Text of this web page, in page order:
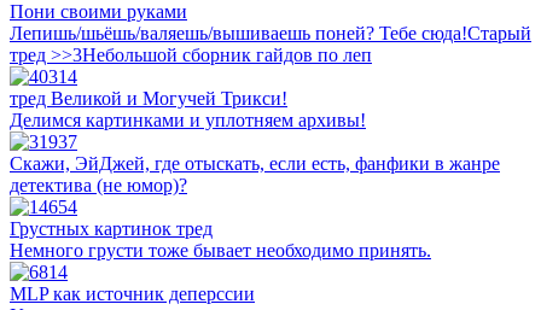
Пони своими руками
Лепишь/шьёшь/валяешь/вышиваешь поней? Тебе сюда!Старый
тред >>3Небольшой сборник гайдов по леп
тред Великой и Могучей Трикси!
Делимся картинками и уплотняем архивы!
Скажи, ЭйДжей, где отыскать, если есть, фанфики в жанре
детектива (не юмор)?
Грустных картинок тред
Немного грусти тоже бывает необходимо принять.
MLP как источник деперссии